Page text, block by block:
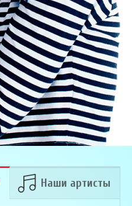
Наши артисты